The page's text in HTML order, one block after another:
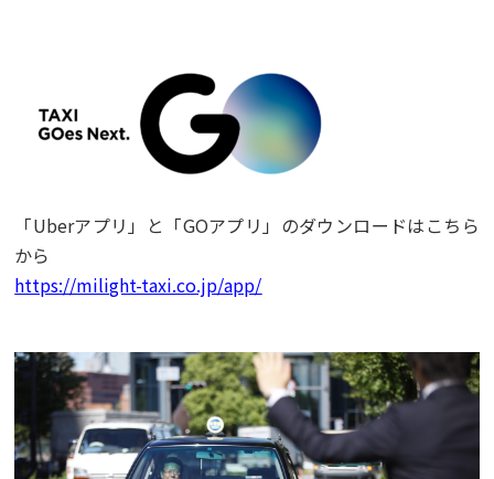
「Uberアプリ」と「GOアプリ」のダウンロードはこちら
から
https://milight-taxi.co.jp/app/